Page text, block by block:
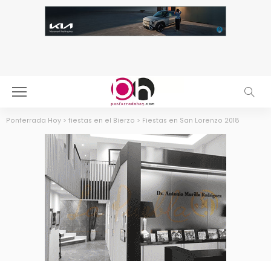
Ponferrada Hoy > fiestas en el Bierzo > Fiestas en San Lorenzo 2018